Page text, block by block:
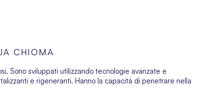
CHIOMA
Sono sviluppati utilizzando tecnologie avanzate e
e rigeneranti. Hanno la capacità di penetrare nella